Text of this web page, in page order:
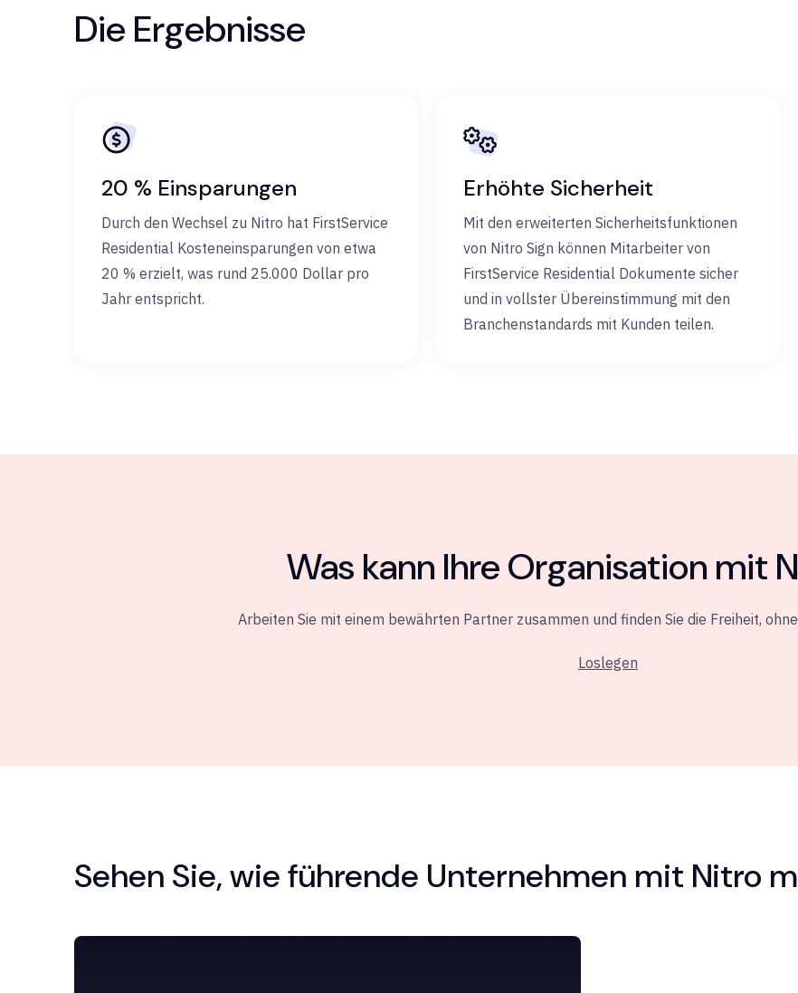
Die Ergebnisse
20 % Einsparungen
Durch den Wechsel zu Nitro hat FirstService
Residential Kosteneinsparungen von etwa
20 % erzielt, was rund 25.000 Dollar pro
Jahr entspricht.
Erhöhte Sicherheit
Mit den erweiterten Sicherheitsfunktionen
von Nitro Sign können Mitarbeiter von
FirstService Residential Dokumente sicher
und in vollster Übereinstimmung mit den
Branchenstandards mit Kunden teilen.
Was kann Ihre Organisation mit
Arbeiten Sie mit einem bewährten Partner zusammen und finden Sie die Freiheit,
Loslegen
Sehen Sie, wie führende Unternehmen mit Nitro